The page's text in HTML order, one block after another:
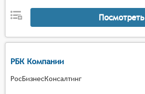
Посмотреть
РБК Компании
РосБизнесКонсалтинг